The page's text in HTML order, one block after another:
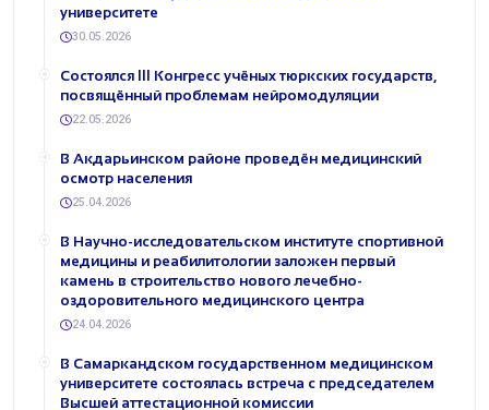
университете
30.05.2026
Состоялся III Конгресс учёных тюркских государств,
посвящённый проблемам нейромодуляции
22.05.2026
В Акдарьинском районе проведён медицинский
осмотр населения
25.04.2026
В Научно-исследовательском институте спортивной
медицины и реабилитологии заложен первый
камень в строительство нового лечебно-
оздоровительного медицинского центра
24.04.2026
В Самаркандском государственном медицинском
университете состоялась встреча с председателем
Высшей аттестационной комиссии